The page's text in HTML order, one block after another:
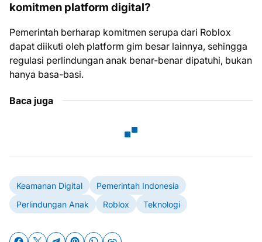
komitmen platform digital?
Pemerintah berharap komitmen serupa dari Roblox
dapat diikuti oleh platform gim besar lainnya, sehingga
regulasi perlindungan anak benar-benar dipatuhi, bukan
hanya basa-basi.
Baca juga
Keamanan Digital
Pemerintah Indonesia
Perlindungan Anak
Roblox Teknologi